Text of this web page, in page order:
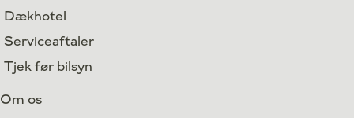
Dækhotel
Serviceaftaler
Tjek før bilsyn
Om os